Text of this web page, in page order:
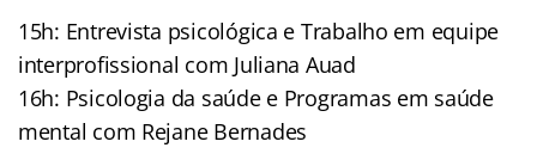
15h: Entrevista psicológica e Trabalho em equipe
interprofissional com Juliana Auad
16h: Psicologia da saúde e Programas em saúde
mental com Rejane Bernades